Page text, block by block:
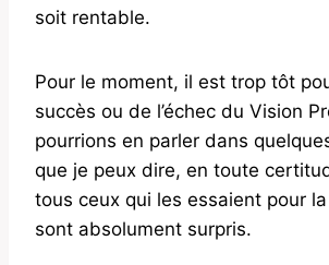
soit rentable.
Pour le moment, il est trop tôt
succès ou de l’échec du Vision
pourrions en parler dans
que je peux dire, en toute
tous ceux qui les essaient pour
sont absolument surpris.